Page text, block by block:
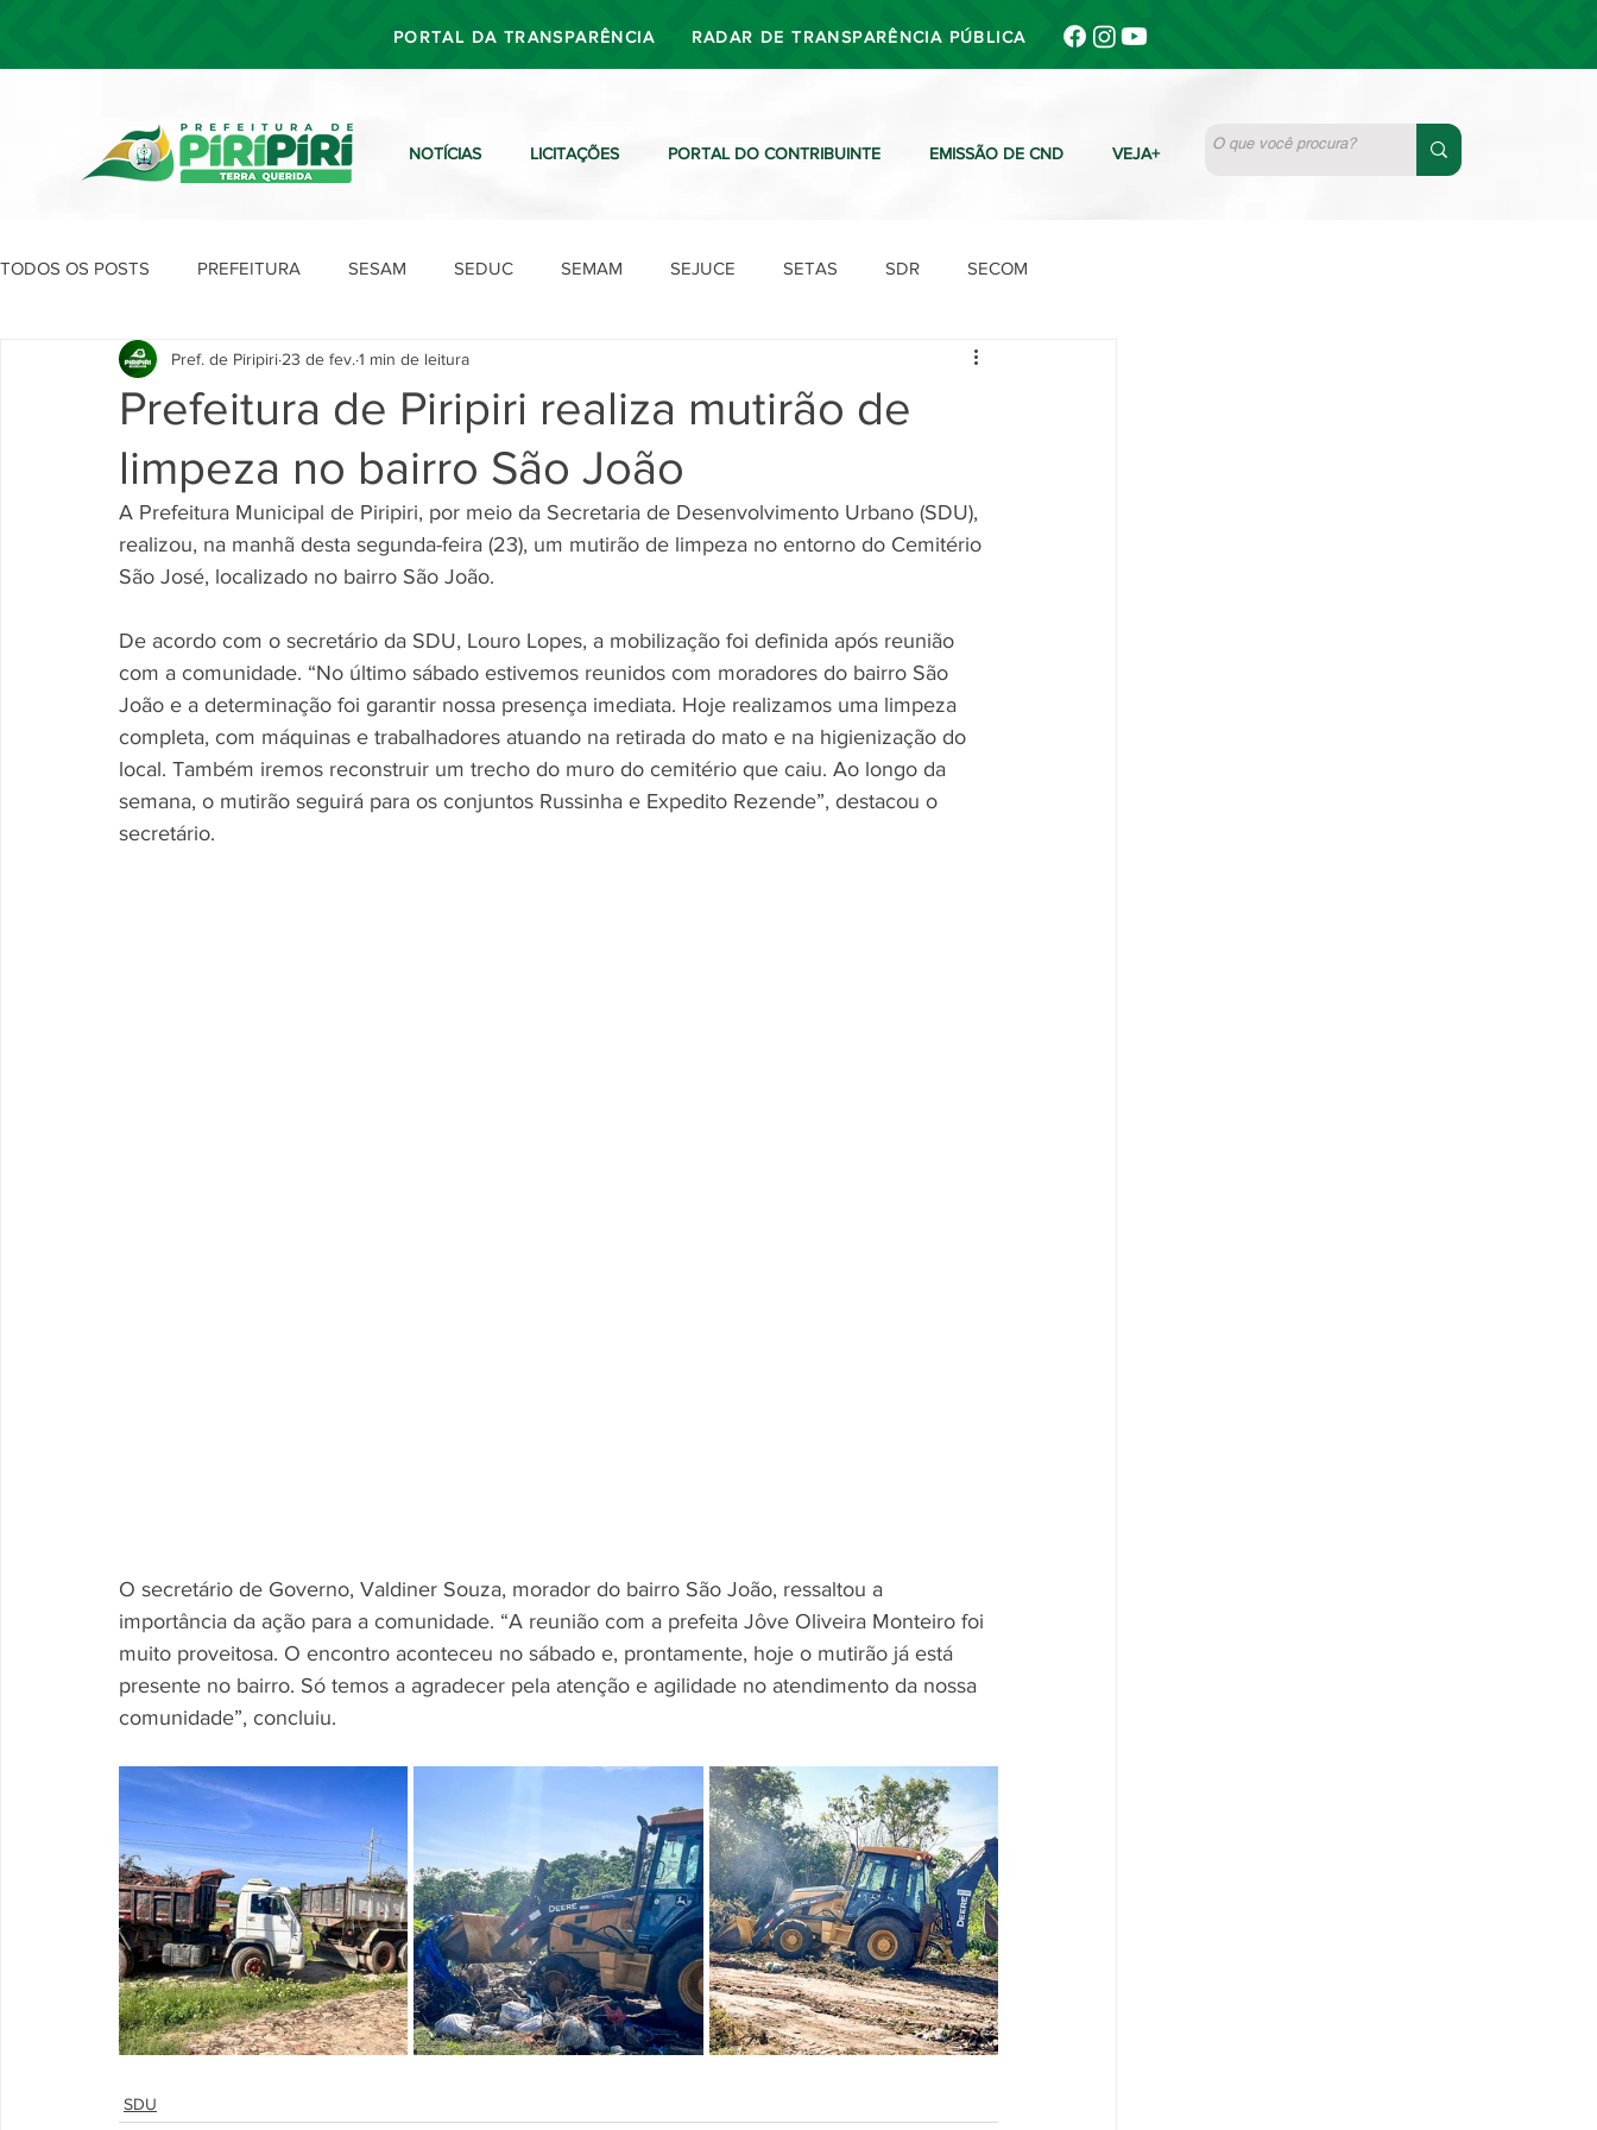
PORTAL DA TRANSPARÊNCIA RADAR DE TRANSPARÊNCIA PÚBLICA
NOTÍCIAS LICITAÇÕES PORTAL DO CONTRIBUINTE EMISSÃO DE CND VEJA+
TODOS OS POSTS PREFEITURA SESAM SEDUC SEMAM SEJUCE SETAS SDR SECOM
SEAD SEGOV SEPLAN SDU Ouvidoria
Prefeitura de Piripiri realiza mutirão de
limpeza no bairro São João
Pref. de Piripiri 23 de fev. 1 min de leitura
A Prefeitura Municipal de Piripiri, por meio da Secretaria de Desenvolvimento Urbano (SDU),
realizou, na manhã desta segunda-feira (23), um mutirão de limpeza no entorno do Cemitério
São José, localizado no bairro São João.
De acordo com o secretário da SDU, Louro Lopes, a mobilização foi definida após reunião
com a comunidade. “No último sábado estivemos reunidos com moradores do bairro São
João e a determinação foi garantir nossa presença imediata. Hoje realizamos uma limpeza
completa, com máquinas e trabalhadores atuando na retirada do mato e na higienização do
local. Também iremos reconstruir um trecho do muro do cemitério que caiu. Ao longo da
semana, o mutirão seguirá para os conjuntos Russinha e Expedito Rezende”, destacou o
secretário.
O secretário de Governo, Valdiner Souza, morador do bairro São João, ressaltou a
importância da ação para a comunidade. “A reunião com a prefeita Jôve Oliveira Monteiro foi
muito proveitosa. O encontro aconteceu no sábado e, prontamente, hoje o mutirão já está
presente no bairro. Só temos a agradecer pela atenção e agilidade no atendimento da nossa
comunidade”, concluiu.
SDU